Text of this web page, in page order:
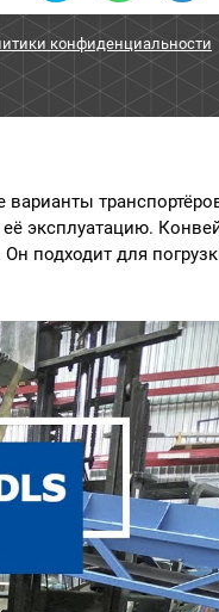
конфиденциальности
эксплуатацию.
подходит для